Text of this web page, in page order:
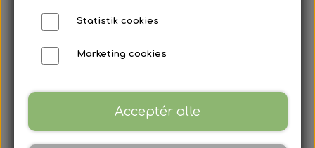
Statistik cookies
Marketing cookies
Acceptér alle